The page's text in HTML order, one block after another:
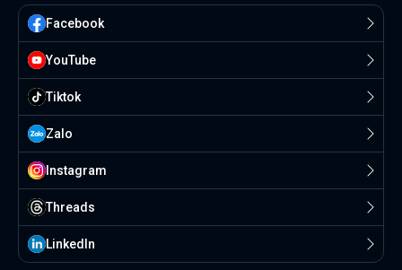
Facebook
YouTube
Tiktok
Zalo
Instagram
Threads
Linkedln